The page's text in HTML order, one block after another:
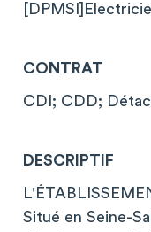
CONTRAT
CDI; CDD;
DESCRIPTIF
Situé en Seine-